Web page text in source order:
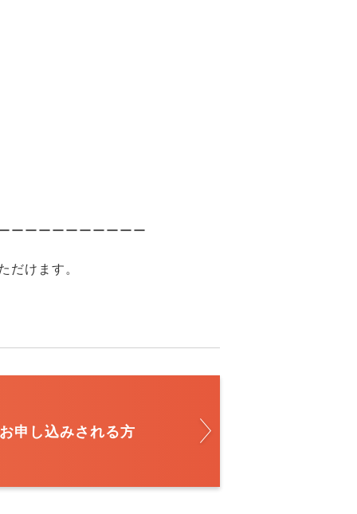
ーーーーーーーーーー
だけます。
申し込みされる方